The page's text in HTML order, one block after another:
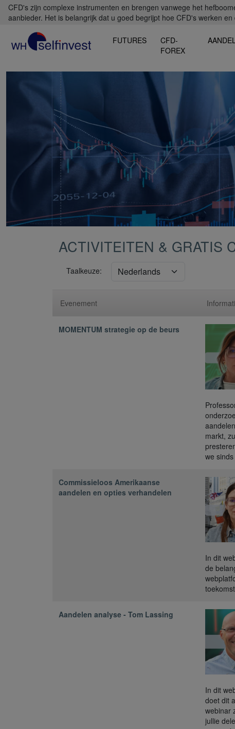
CFD's zijn complexe instrumenten en brengen vanwege het
aanbieder. Het is belangrijk dat u goed begrijpt hoe CFD's werken
FUTURES
CFD-
FOREX
ACTIVITEITEN & GRATIS
Taalkeuze:
Evenement
MOMENTUM strategie op de beurs
markt,
we
Commissieloos Amerikaanse
aandelen en opties verhandelen
In dit
de
Aandelen analyse - Tom Lassing
In dit
doet dit
webinar
jullie